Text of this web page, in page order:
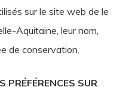
sur le site web de le
Aquitaine, leur nom,
de conservation.
PRÉFÉRENCES SUR